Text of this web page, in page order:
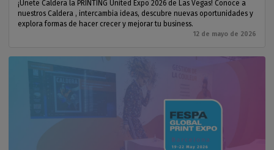
¡Únete Caldera la PRINTING United Expo 2026 de Las Vegas! Conoce a
nuestros Caldera , intercambia ideas, descubre nuevas oportunidades y
explora formas de hacer crecer y mejorar tu business.
12 de mayo de 2026